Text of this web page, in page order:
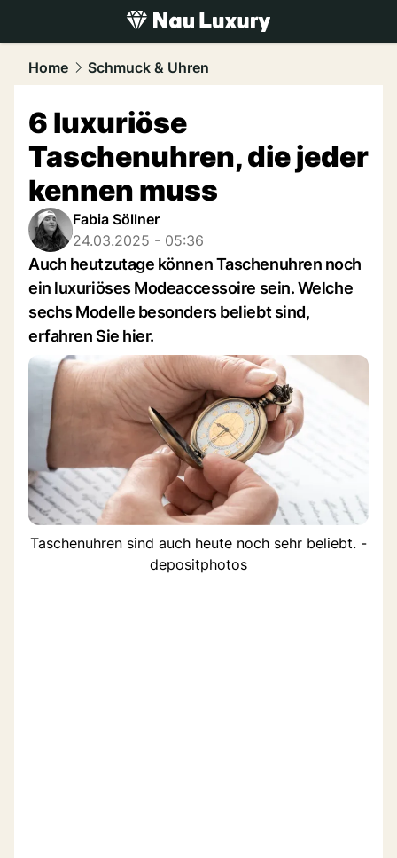
luxury.NAU.ch
Home Schmuck & Uhren
6 luxuriöse
Taschenuhren, die jeder
kennen muss
Fabia Söllner
24.03.2025 - 05:36
Auch heutzutage können Taschenuhren noch
ein luxuriöses Modeaccessoire sein. Welche
sechs Modelle besonders beliebt sind,
erfahren Sie hier.
Taschenuhren sind auch heute noch sehr beliebt. -
depositphotos